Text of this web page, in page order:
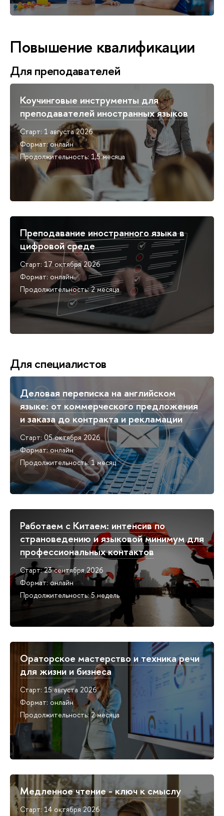
Повышение квалификации
Для преподавателей
Коучинговые инструменты для
преподавателей иностранных языков
Старт: 1 августа 2026
Формат: онлайн
Продолжительность: 1,5 месяца
Преподавание иностранного языка в
цифровой среде
Старт: 17 октября 2026
Формат: онлайн
Продолжительность: 2 месяца
Для специалистов
Деловая переписка на английском
языке: от коммерческого предложения
и заказа до контракта и рекламации
Старт: 05 октября 2026
Формат: онлайн
Продолжительность: 1 месяц
Работаем с Китаем: интенсив по
страноведению и языковой минимум для
профессиональных контактов
Старт: 23 сентября 2026
Формат: онлайн
Продолжительность: 5 недель
Ораторское мастерство и техника речи
для жизни и бизнеса
Старт: 15 августа 2026
Формат: онлайн
Продолжительность: 2 месяца
Медленное чтение - ключ к смыслу
Старт: 14 октября 2026